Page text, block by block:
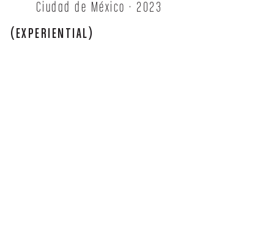
Ciudad de México · 2023
(EXPERIENTIAL)